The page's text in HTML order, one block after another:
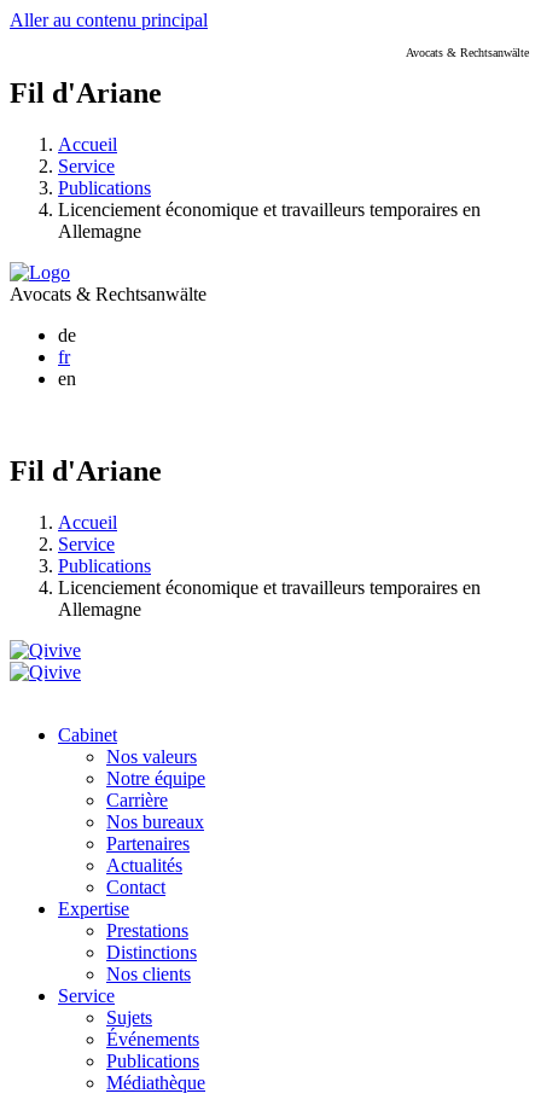
Aller au contenu principal
Avocats & Rechtsanwälte
Fil d'Ariane
Accueil
Service
Publications
Licenciement économique et travailleurs temporaires en
Allemagne
Avocats & Rechtsanwälte
de
fr
en
Fil d'Ariane
Accueil
Service
Publications
Licenciement économique et travailleurs temporaires en
Allemagne
Cabinet
Nos valeurs
Notre équipe
Carrière
Nos bureaux
Partenaires
Actualités
Contact
Expertise
Prestations
Distinctions
Nos clients
Service
Sujets
Événements
Publications
Médiathèque